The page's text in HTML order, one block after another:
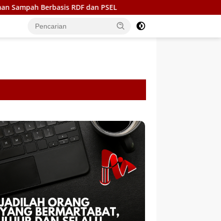
dan PSEL Ukir Sejarah di Bone, BupAAS turunkan